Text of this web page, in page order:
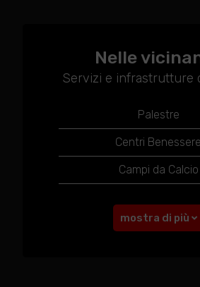
Nelle
Servizi e infrastrutture
Palestre
Centri Benessere
Campi da Calcio
mostra di più